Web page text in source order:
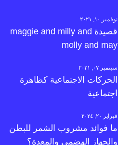
نوفمبر ١٠, ٢٠٢١
قصيدة maggie and milly and
molly and may
سبتمبر ٠٧, ٢٠٢١
الحركات الاجتماعية كظاهرة
اجتماعية
فبراير ٢٠, ٢٠٢٤
ما فوائد مشروب الشمر للبطن
والجهاز الهضمي والمعدة؟